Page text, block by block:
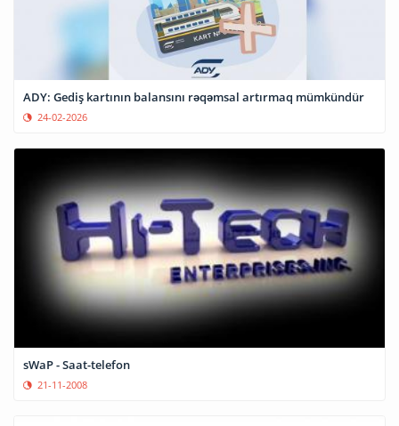
ADY: Gediş kartının balansını rəqəmsal artırmaq mümkündür
24-02-2026
sWaP - Saat-telefon
21-11-2008